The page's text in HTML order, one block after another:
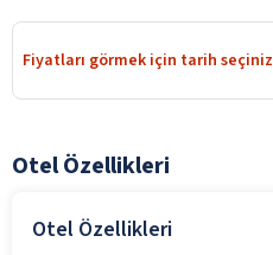
Fiyatları görmek için tarih seçiniz
Otel Özellikleri
Otel Özellikleri